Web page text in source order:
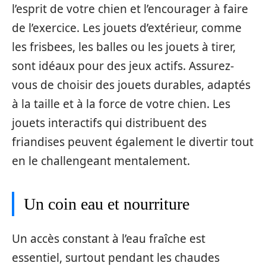
l’esprit de votre chien et l’encourager à faire
de l’exercice. Les jouets d’extérieur, comme
les frisbees, les balles ou les jouets à tirer,
sont idéaux pour des jeux actifs. Assurez-
vous de choisir des jouets durables, adaptés
à la taille et à la force de votre chien. Les
jouets interactifs qui distribuent des
friandises peuvent également le divertir tout
en le challengeant mentalement.
Un coin eau et nourriture
Un accès constant à l’eau fraîche est
essentiel, surtout pendant les chaudes